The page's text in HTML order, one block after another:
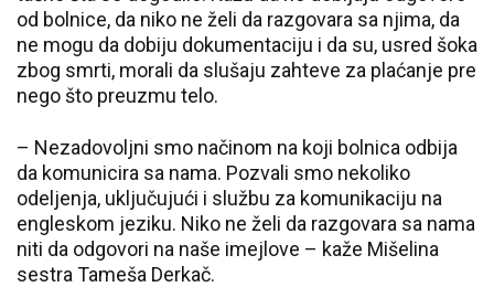
od bolnice, da niko ne želi da razgovara sa njima, da
ne mogu da dobiju dokumentaciju i da su, usred šoka
zbog smrti, morali da slušaju zahteve za plaćanje pre
nego što preuzmu telo.
– Nezadovoljni smo načinom na koji bolnica odbija
da komunicira sa nama. Pozvali smo nekoliko
odeljenja, uključujući i službu za komunikaciju na
engleskom jeziku. Niko ne želi da razgovara sa nama
niti da odgovori na naše imejlove – kaže Mišelina
sestra Tameša Derkač.